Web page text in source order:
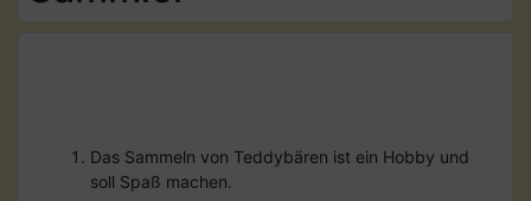
Das Sammeln von Teddybären ist ein Hobby und
soll Spaß machen.